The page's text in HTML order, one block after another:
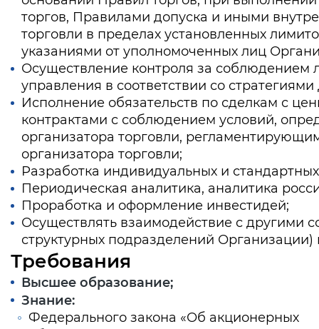
торгов, Правилами допуска и иными
торговли в пределах установленных
указаниями от уполномоченных лиц
Осуществление контроля за соблюдением
управления в соответствии со
Исполнение обязательств по сделкам с
контрактами с соблюдением условий,
организатора торговли,
организатора торговли;
Разработка индивидуальных и
Периодическая аналитика, аналитика
Проработка и оформление инвестидей;
Осуществлять взаимодействие с другими
структурных подразделений
Требования
Высшее образование;
Знание:
Федерального закона «Об акционерных